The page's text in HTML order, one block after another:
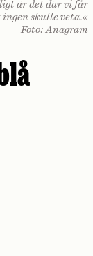
är det där vi får
ingen skulle veta.«
Foto: Anagram